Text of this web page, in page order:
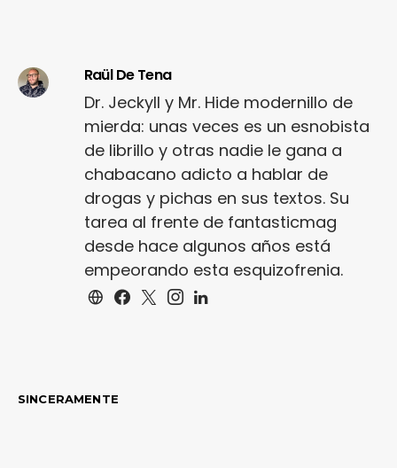
Raül De Tena
Dr. Jeckyll y Mr. Hide modernillo de
mierda: unas veces es un esnobista
de librillo y otras nadie le gana a
chabacano adicto a hablar de
drogas y pichas en sus textos. Su
tarea al frente de fantasticmag
desde hace algunos años está
empeorando esta esquizofrenia.
SINCERAMENTE